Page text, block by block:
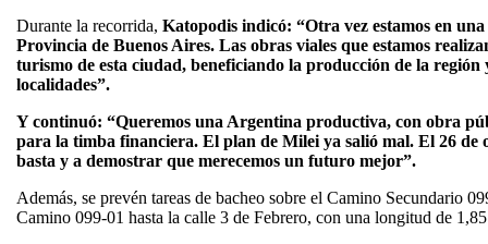
Durante la recorrida, Katopodis indicó: “Otra vez estamos en
Provincia de Buenos Aires. Las obras viales que estamos
turismo de esta ciudad, beneficiando la producción de la región
localidades”.
Y continuó: “Queremos una Argentina productiva, con obra
para la timba financiera. El plan de Milei ya salió mal. El 26 de
basta y a demostrar que merecemos un futuro mejor”.
Además, se prevén tareas de bacheo sobre el Camino Secundario
Camino 099-01 hasta la calle 3 de Febrero, con una longitud de